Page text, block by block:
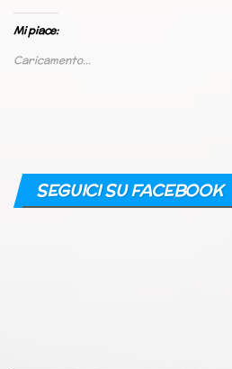
Mi piace:
Caricamento...
SEGUICI SU FACEBOOK